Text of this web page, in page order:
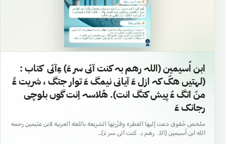
ابن اُسیمین (اللہ رهم بہ کنت آئی سر ءَ) ءِآئی کتاب :
(لهتیں هکّ کہ ازل ءَ آیانی نیمگ ءَ توار جتگ ، شریت ءََ
منّ اتگ ءُ پیش کتگ انت). هُلاسہ اِنت گوں بلوچی
رجانک ءَ
ملخص حُقوق دعت إليها الفطرة وقرَّرتها الشريعة باللغة العربية لابن عثيمين رحمه
الله ابن اُسیمین (اللہ رهم بہ کنت آئی سر ءَ)…